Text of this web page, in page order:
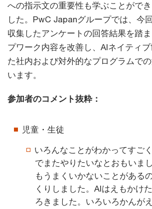
への指示文の重要性も学ぶことがで
した。PwC Japanグループでは、今
収集したアンケートの回答結果を踏
プワーク内容を改善し、AIネイティ
た社内および対外的なプログラムで
います。
参加者のコメント抜粋：
児童・生徒
いろんなことがわかってすご
でまたやりたいなとおもいま
もうまくいかないことがある
くりしました。AIはえもかけ
ろきました。いろいろかんが